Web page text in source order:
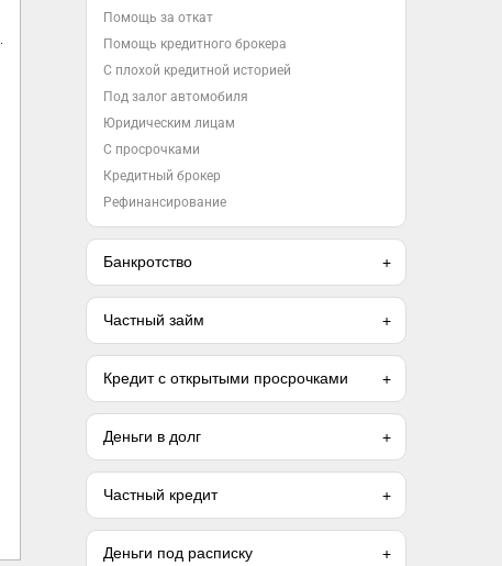
Помощь за откат
Помощь кредитного брокера
С плохой кредитной историей
Под залог автомобиля
Юридическим лицам
С просрочками
Кредитный брокер
Рефинансирование
Банкротство
Частный займ
Кредит с открытыми просрочками
Деньги в долг
Частный кредит
Деньги под расписку